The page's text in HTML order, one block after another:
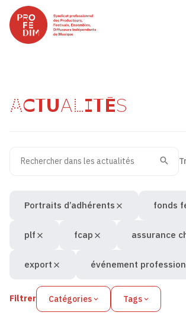
ACTUALITÉS
Recherche
Filtrer Catégories Tags
Portraits d’adhérents fonds
plf fcap assurance
export événement